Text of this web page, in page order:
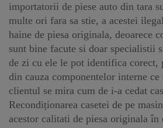
importatorii de piese auto din tara
multe ori fara sa stie, a acestei
haine de piesa originala, deoarece
sunt bine facute si doar specialistii
de zi cu ele le pot identifica corect,
din cauza componentelor interne
clientul se mira cum de i-a cedat
Recondiționarea casetei de pe
acestor calitati de piesa originala